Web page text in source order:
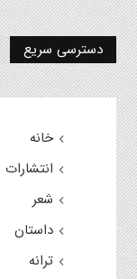
دسترسی سریع
خانه
انتشارات
شعر
داستان
ترانه